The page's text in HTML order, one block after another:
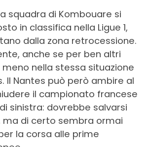
squadra di Kombouare si
in classifica nella Ligue 1,
dalla zona retrocessione.
anche se per ben altri
nella stessa situazione
Il Nantes può però ambire al
il campionato francese
sinistra: dovrebbe salvarsi
ma di certo sembra ormai
la corsa alle prime